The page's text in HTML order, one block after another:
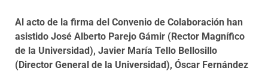
Al acto de la firma del Convenio de Colaboración han
asistido José Alberto Parejo Gámir (Rector Magnífico
de la Universidad), Javier María Tello Bellosillo
(Director General de la Universidad), Óscar Fernández